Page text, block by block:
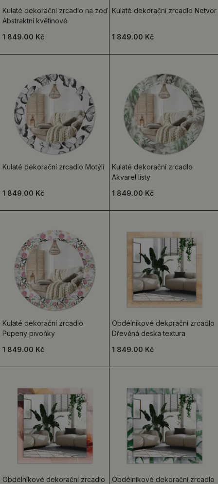
Kulaté dekorační zrcadlo na zeď
Abstraktní květinové
1 849.00 Kč
Kulaté dekorační zrcadlo Netvor
1 849.00 Kč
Kulaté dekorační zrcadlo Motýli
1 849.00 Kč
Kulaté dekorační zrcadlo
Akvarel listy
1 849.00 Kč
Kulaté dekorační zrcadlo
Pupeny pivoňky
1 849.00 Kč
Obdélníkové dekorační zrcadlo
Dřevěná deska textura
1 849.00 Kč
Obdélníkové dekorační zrcadlo
Obdélníkové dekorační zrcadlo